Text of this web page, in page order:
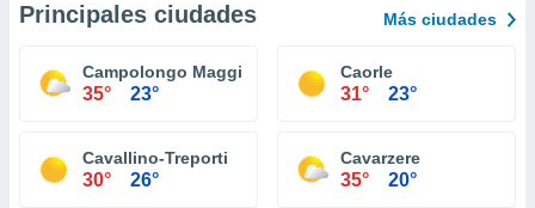
Principales ciudades Más ciudades
Campolongo Maggiore
35° 23°
Caorle
31° 23°
Cavallino-Treporti
30° 26°
Cavarzere
35° 20°